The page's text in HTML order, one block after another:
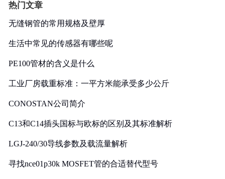
热门文章
无缝钢管的常用规格及壁厚
生活中常见的传感器有哪些呢
PE100管材的含义是什么
工业厂房载重标准：一平方米能承受多少公斤
CONOSTAN公司简介
C13和C14插头国标与欧标的区别及其标准解析
LGJ-240/30导线参数及载流量解析
寻找nce01p30k MOSFET管的合适替代型号